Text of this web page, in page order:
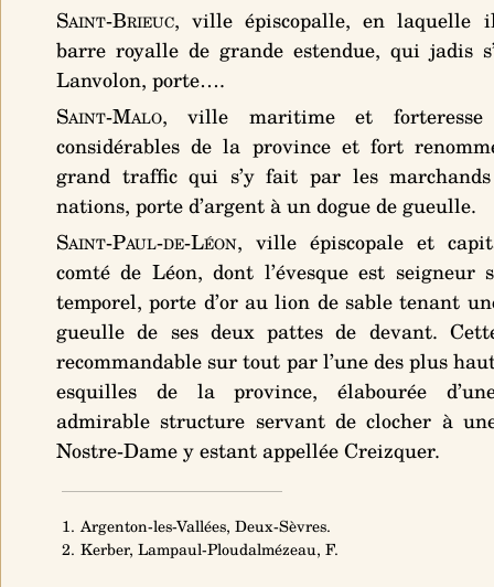
Saint-Brieuc, ville épiscopalle, en
barre royalle de grande estendue, qui jadis
Lanvolon, porte….
Saint-Malo, ville maritime et forteresse
considérables de la province et fort
grand traffic qui s’y fait par les
nations, ported’argent à un dogue de gueulle.
Saint-Paul-de-Léon, ville épiscopale et
comté de Léon, dont l’évesque est seigneur
temporel, porte d’or au lion de sable tenant
gueulle de ses deux pattes de devant.
recommandable sur tout par l’une des plus
esquilles de la province, élabourée
admirable structure servant de clocher à
Nostre-Dame y estant appellée Creizquer.
1. Argenton-les-Vallées, Deux-Sèvres.
2. Kerber, Lampaul-Ploudalmézeau, F.